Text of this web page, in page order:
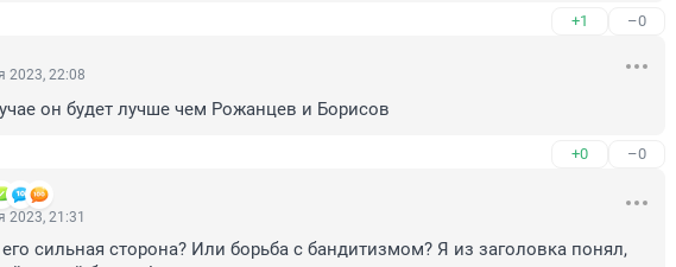
+1 –0
2023, 22:08
он будет лучше чем Рожанцев и Борисов
+0 –0
2023, 21:31
сильная сторона? Или борьба с бандитизмом? Я из заголовка понял,